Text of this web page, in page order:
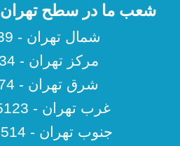
شعب ما در سطح تهران
شمال تهران - 22612939
مرکز تهران - 88549334
شرق تهران - 77031774
غرب تهران - 09124555123
جنوب تهران - 09334614514